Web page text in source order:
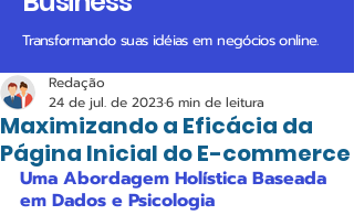
Transformando suas idéias em negócios online.
Maximizando a Eficácia da
Página Inicial do E-commerce
Redação
24 de jul. de 20236 min de leitura
Uma Abordagem Holística Baseada
em Dados e Psicologia